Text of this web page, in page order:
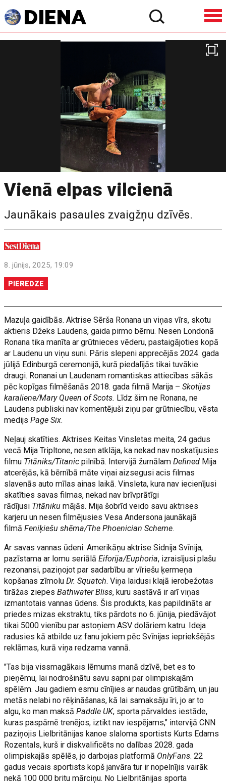
Vienā elpas vilcienā
Jaunākais pasaules zvaigžņu dzīvēs.
8. jūnijs, 2025, 19:09
PIEREDZE
Mazuļa gaidībās. Aktrise Sērša Ronana un viņas vīrs, skotu
aktieris Džeks Laudens, gaida pirmo bērnu. Nesen Londonā
Ronana tika manīta ar grūtnieces vēderu, pastaigājoties kopā
ar Laudenu un viņu suni. Pāris slepeni apprecējās 2024. gada
jūlijā Edinburgā ceremonijā, kurā piedalījās tikai tuvākie
draugi. Ronanai un Laudenam romantiskas attiecības sākās
pēc kopīgas filmēšanās 2018. gada filmā Marija –Skotijas
karaliene/Mary Queen of Scots. Līdz šim ne Ronana, ne
Laudens publiski nav komentējuši ziņu par grūtniecību, vēsta
medijsPage Six.
Neļauj skatīties. Aktrises Keitas Vinsletas meita, 24 gadus
vecā Mija Tripltone, nesen atklāja, ka nekad nav noskatījusies
filmu Titāniks/Titanicpilnībā. Intervijā žurnālam Defined Mija
atcerējās, kā bērnībā māte viņai aizsegusi acis filmas
slavenās auto mīlas ainas laikā. Vinsleta, kura nav iecienījusi
skatīties savas filmas, nekad nav brīvprātīgi
rādījusi Titānikumājās. Mija šobrīd veido savu aktrises
karjeru un nesen filmējusies Vesa Andersona jaunākajā
filmāFeniķiešu shēma/The Phoenician Scheme.
Ar savas vannas ūdeni. Amerikāņu aktrise Sidnija Svīnija,
pazīstama ar lomu seriālāEiforija/Euphoria, izraisījusi plašu
rezonansi, paziņojot par sadarbību ar vīriešu ķermeņa
kopšanas zīmoluDr. Squatch. Viņa laidusi klajā ierobežotas
tirāžas ziepesBathwater Bliss, kuru sastāvā ir arī viņas
izmantotais vannas ūdens. Šis produkts, kas papildināts ar
priedes mizas ekstraktu, tiks pārdots no 6. jūnija, piedāvājot
tikai 5000 vienību par astoņiem ASV dolāriem katru. Ideja
radusies kā atbilde uz fanu jokiem pēc Svīnijas iepriekšējās
reklāmas, kurā viņa redzama vannā.
"Tas bija vissmagākais lēmums manā dzīvē, bet es to
pieņēmu, lai nodrošinātu savu sapni par olimpiskajām
spēlēm. Jau gadiem esmu cīnījies ar naudas grūtībām, un jau
metās nelabi no rēķināšanas, kā lai samaksāju īri, jo ar to
algu, ko man maksā Paddle UK, sporta pārvaldes iestāde,
kuras paspārnē trenējos, iztikt nav iespējams," intervijā CNN
paziņojis Lielbritānijas kanoe slaloma sportists Kurts Edams
Rozentals, kurš ir diskvalificēts no dalības 2028. gada
olimpiskajās spēlēs, jo darbojas platformā OnlyFans. 22
gadus vecais sportists kopš janvāra tur ir nopelnījis vairāk
nekā 100 000 britu mārciņu. No Lielbritānijas sporta